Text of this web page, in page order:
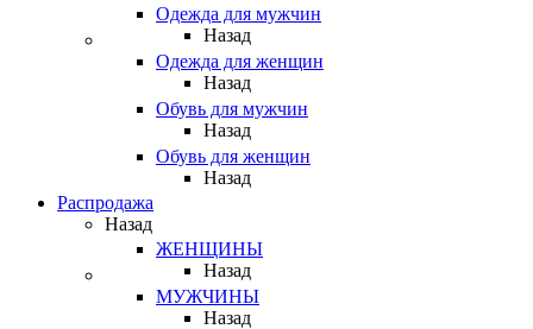
Одежда для мужчин
Назад
Одежда для женщин
Назад
Обувь для мужчин
Назад
Обувь для женщин
Назад
Распродажа
Назад
ЖЕНЩИНЫ
Назад
МУЖЧИНЫ
Назад